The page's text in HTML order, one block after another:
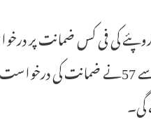
عدالت نے 25,000روپئے کی فی کس
گئے59مظاہرین میں سے 57نے